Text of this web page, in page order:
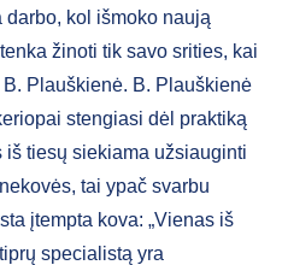
kol išmoko naują
žinoti tik savo srities, kai
Plauškienė. B. Plauškienė
stengiasi dėl praktiką
tiesų siekiama užsiauginti
tai ypač svarbu
įtempta kova: „Vienas iš
specialistą yra